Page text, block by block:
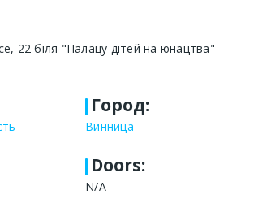
22 біля "Палацу дітей на юнацтва"
Город:
Винница
Doors:
N/A